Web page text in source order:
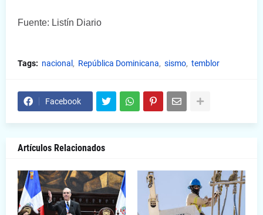
Fuente: Listín Diario
Tags: nacional República Dominicana sismo temblor
Facebook
Artículos Relacionados